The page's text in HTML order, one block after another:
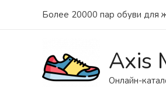
Более 20000 пар обуви для
Axis
Онлайн-